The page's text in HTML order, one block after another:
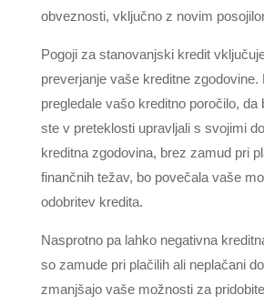
obveznosti, vključno z novim
Pogoji za stanovanjski kredit
preverjanje vaše kreditne zgodovine.
pregledale vašo kreditno poročilo, da
ste v preteklosti upravljali s svojimi
kreditna zgodovina, brez zamud pri
finančnih težav, bo povečala vaše
odobritev kredita.
Nasprotno pa lahko negativna
so zamude pri plačilih ali neplačani
zmanjšajo vaše možnosti za